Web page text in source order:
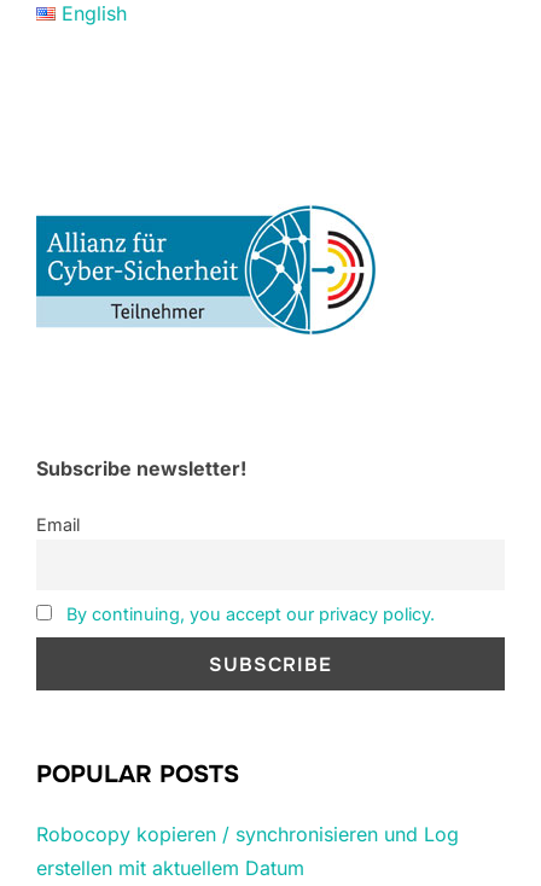
English
Subscribe newsletter!
Email
By continuing, you accept our privacy policy.
POPULAR POSTS
Robocopy kopieren / synchronisieren und Log
erstellen mit aktuellem Datum